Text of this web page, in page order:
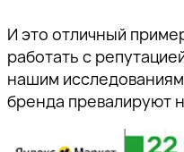
И это отличный
работать с
нашим
бренда превалируют